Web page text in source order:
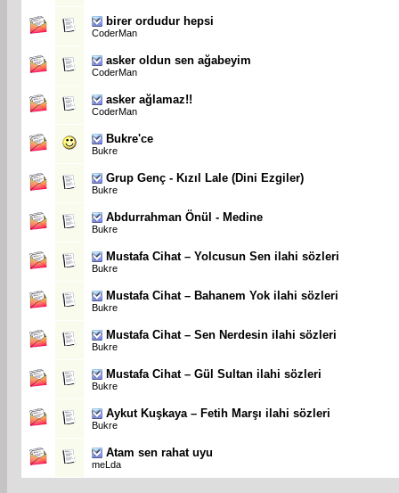
birer ordudur hepsi
CoderMan
asker oldun sen ağabeyim
CoderMan
asker ağlamaz!!
CoderMan
Bukre'ce
Bukre
Grup Genç - Kızıl Lale (Dini Ezgiler)
Bukre
Abdurrahman Önül - Medine
Bukre
Mustafa Cihat – Yolcusun Sen ilahi sözleri
Bukre
Mustafa Cihat – Bahanem Yok ilahi sözleri
Bukre
Mustafa Cihat – Sen Nerdesin ilahi sözleri
Bukre
Mustafa Cihat – Gül Sultan ilahi sözleri
Bukre
Aykut Kuşkaya – Fetih Marşı ilahi sözleri
Bukre
Atam sen rahat uyu
meLda